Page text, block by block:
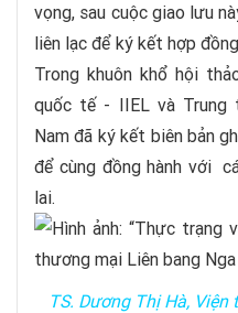
vọng, sau cuộc giao lưu
liên lạc để ký kết hợp
Trong khuôn khổ hội
quốc tế - IIEL và Trung
Nam đã ký kết biên bản
để cùng đồng hành với
lai.
TS. Dương Thị Hà,